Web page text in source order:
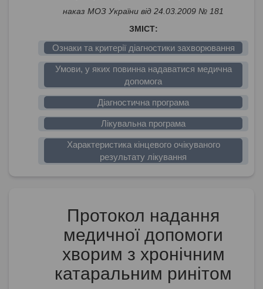
наказ МОЗ України від 24.03.2009 № 181
ЗМІСТ:
Ознаки та критерії діагностики захворювання
Умови, у яких повинна надаватися медична
допомога
Діагностична програма
Лікувальна програма
Характеристика кінцевого очікуваного
результату лікування
Протокол надання
медичної допомоги
хворим з хронічним
катаральним ринітом